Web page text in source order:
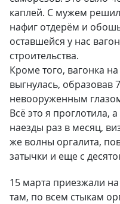
каплей. С мужем
нафиг отдерём и
оставшейся у нас
строительства.
Кроме того, вагонка
выгнулась, образовав
невооруженным
Всё это я проглотила,
наезды раз в месяц,
же волны оргалита,
затычки и еще с
15 марта приезжали на
там, по всем стыкам